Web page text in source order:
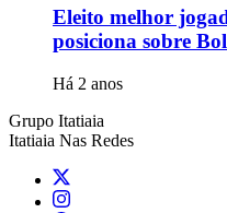
Eleito melhor
posiciona sobre
Há 2 anos
Grupo Itatiaia
Itatiaia Nas Redes